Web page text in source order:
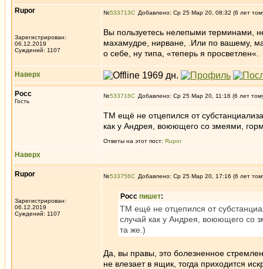
Rupor
Зарегистрирован:
06.12.2019
Суждений: 1107
№533713 Добавлено: Ср 25 Мар 20, 08:32 (6 лет
Вы пользуетесь нелепыми терминами,
махамудре, нирване, .Или по вашему,
о себе, ну типа, «теперь я просветлен«.
Наверх
Росс
Гость
№533716 Добавлено: Ср 25 Мар 20, 11:16 (6 лет
ТМ ещё не отцепился от
как у Андрея, воюющего со змеями,
Ответы на этот пост: Rupor
Наверх
Rupor
Зарегистрирован:
06.12.2019
Суждений: 1107
№533756 Добавлено: Ср 25 Мар 20, 17:16 (6 лет
Росс пишет:
ТМ ещё не отцепился от
случай как у Андрея, воюющего со
та же.)
Да, вы правы, это болезненное
не влезает в ящик, тогда приходится